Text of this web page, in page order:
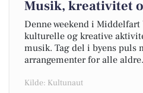
Musik, kreativitet
Denne weekend i
kulturelle og kreative
musik. Tag del i byens puls
arrangementer for alle aldre.
Kilde: Kultunaut